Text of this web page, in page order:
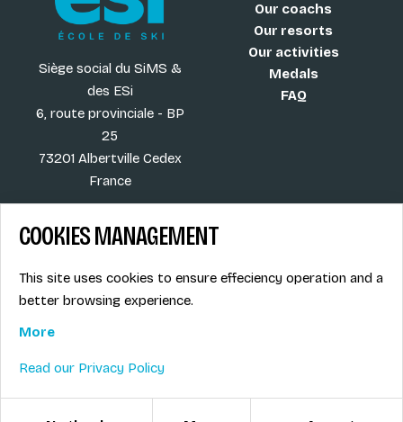
Siège social du SiMS &
des ESi
6, route provinciale - BP
25
73201 Albertville Cedex
France
Our coachs
Our resorts
Our activities
Medals
FAQ
More
Job offers
Ski instructors union
Legal info
© ESI / École de Ski Internationale Cookies management
COOKIES MANAGEMENT
This site uses cookies to ensure effeciency operation and a
better browsing experience.
More
Read our Privacy Policy